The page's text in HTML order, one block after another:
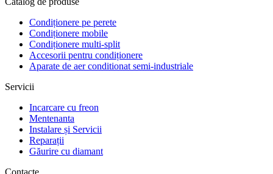
Condiționere pe perete
Condiționere mobile
Condiționere multi-split
Accesorii pentru condiționere
Aparate de aer conditionat semi-industriale
Servicii
Incarcare cu freon
Mentenanta
Instalare și Servicii
Reparații
Găurire cu diamant
Contacte